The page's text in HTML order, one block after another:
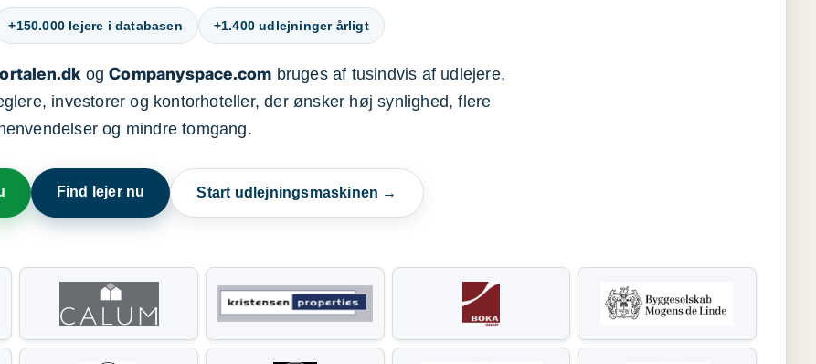
+150.000 lejere i databasen +1.400 udlejninger årligt
ogCompanyspace.com bruges af tusindvis af udlejere,
investorer og kontorhoteller, der ønsker høj synlighed, flere
henvendelser og mindre tomgang.
Find lejer nu Start udlejningsmaskinen →